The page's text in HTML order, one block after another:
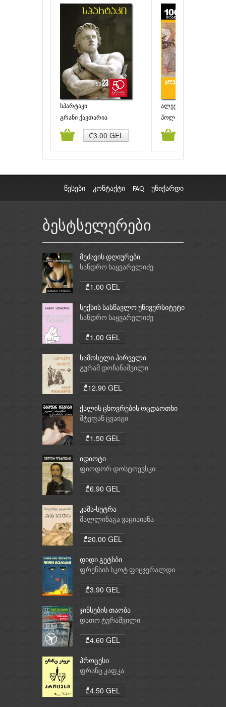
სპარტაკი
გრანი ქავთარია
₾3.00 GEL
ალექსანდრე დიდი,
ღმერთის სიკვდილი
პოლ დოჰერთი
კალათაში დამატება კალათაში
წესები კონტაქტი FAQ უნიქარდი
ბესტსელერები
მეძავის დღიურები
სანდრო საყვარელიძე
₾1.00 GEL
სექსის სასწავლო უნივერსიტეტი
სანდრო საყვარელიძე
₾1.00 GEL
სამოსელი პირველი
გურამ დოჩანაშვილი
₾12.90 GEL
ქალის ცხოვრების ოცდაოთხი
საათი
შტეფან ცვაიგი
₾1.50 GEL
იდიოტი
ფიოდორ დოსტოევსკი
₾6.90 GEL
კამა-სუტრა
მალლინაგა ვაციაიანა
₾20.00 GEL
დიდი გეტსბი
ფრენსის სკოტ ფიცჯერალდი
₾3.90 GEL
ჯინსების თაობა
დათო ტურაშვილი
₾4.60 GEL
პროცესი
ფრანც კაფკა
₾4.50 GEL